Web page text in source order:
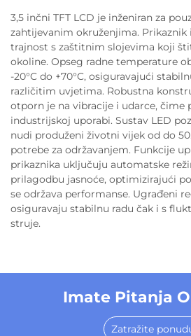
3,5 inčni TFT LCD je inženiran za
zahtijevanim okruženjima. Prikaznik
trajnost s zaštitnim slojevima koji
okoline. Opseg radne temperature
-20°C do +70°C, osiguravajući
različitim uvjetima. Robustna
otporn je na vibracije i udarce, čime
industrijskoj uporabi. Sustav LED
nudi produženi životni vijek od do
potrebe za održavanjem. Funkcije
prikaznika uključuju automatske
prilagodbu jasnoće, optimizirajući
se održava performanse. Ugrađeni
osiguravaju stabilnu radu čak i s
struje.
Imate Pitanja
Zatražite